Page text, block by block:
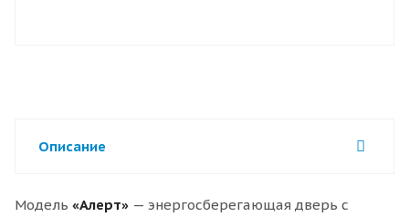
Описание
Модель «Алерт» — энергосберегающая дверь с